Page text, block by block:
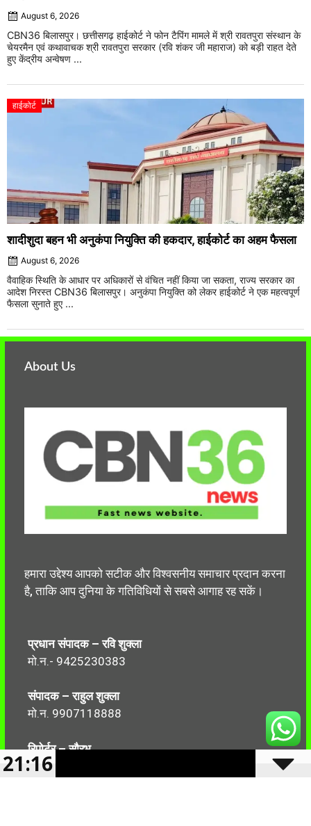
August 6, 2026
CBN36 बिलासपुर। छत्तीसगढ़ हाईकोर्ट ने फोन टैपिंग मामले में श्री रावतपुरा संस्थान के
चेयरमैन एवं कथावाचक श्री रावतपुरा सरकार (रवि शंकर जी महाराज) को बड़ी राहत देते
हुए केंद्रीय अन्वेषण ...
हाईकोर्ट
शादीशुदा बहन भी अनुकंपा नियुक्ति की हकदार, हाईकोर्ट का अहम फैसला
August 6, 2026
वैवाहिक स्थिति के आधार पर अधिकारों से वंचित नहीं किया जा सकता, राज्य सरकार का
आदेश निरस्त CBN36 बिलासपुर। अनुकंपा नियुक्ति को लेकर हाईकोर्ट ने एक महत्वपूर्ण
फैसला सुनाते हुए ...
About Us
हमारा उद्देश्य आपको सटीक और विश्वसनीय समाचार प्रदान करना
है, ताकि आप दुनिया के गतिविधियों से सबसे आगाह रह सकें।
प्रधान संपादक – रवि शुक्ला
मो.न.- 9425230383
संपादक – राहुल शुक्ला
मो.न. 9907118888
रिपोर्टर – सौरभ
मो.न.-7499999906
21:16